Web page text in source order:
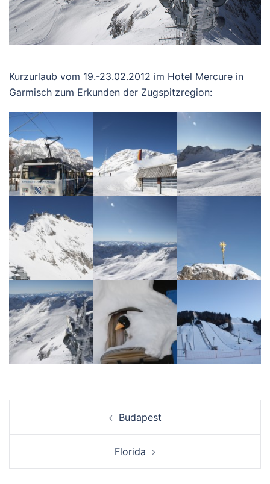
Kurzurlaub vom 19.-23.02.2012 im Hotel Mercure in
Garmisch zum Erkunden der Zugspitzregion:
Budapest
Florida